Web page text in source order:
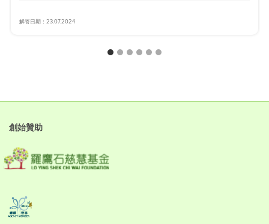
解答日期：23.07.2024
創始贊助